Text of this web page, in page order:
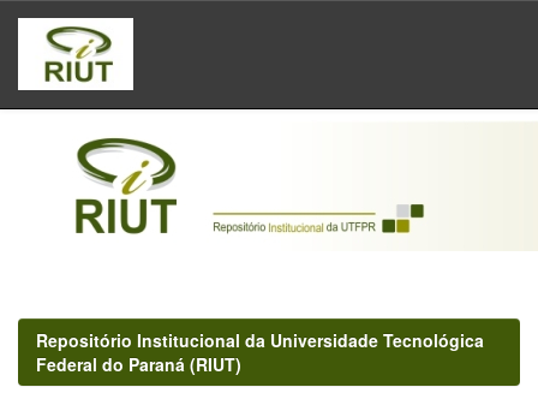
Skip
navigation
Repositório Institucional da Universidade Tecnológica
Federal do Paraná (RIUT)